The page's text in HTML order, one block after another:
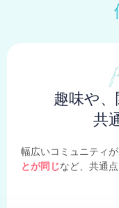
趣味や
共
幅広いコミュニティ
とが同じなど、共通